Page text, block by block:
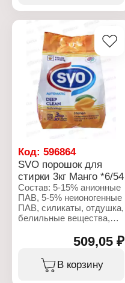
Вариация: Стиральный
порошок
Название: Роза
Вес: 1,5 кг
Тип стирки: для
машинной стирки
Тип белья: для цветного
и белого белья
Код: 596864
SVO порошок для
стирки 3кг Манго *6/54
Состав: 5-15% анионные
ПАВ, 5-5% неионогенные
ПАВ, силикаты, отдушка,
белильные вещества,
Характеристики:
Бренд: SVO
Тип товара: Средство
509,05 ₽
В корзину